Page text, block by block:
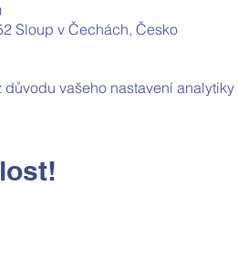
Sloup v Čechách, Česko
vašeho nastavení